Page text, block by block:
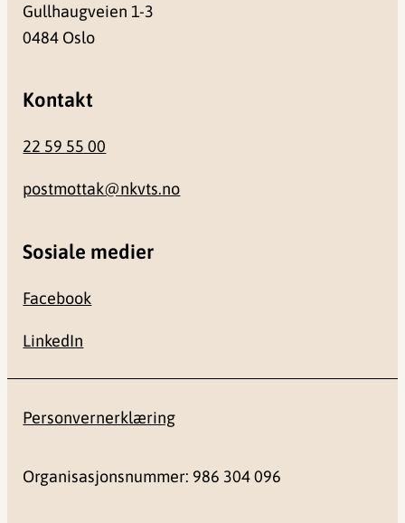
Gullhaugveien 1-3
0484 Oslo
Kontakt
22 59 55 00
postmottak@nkvts.no
Sosiale medier
Facebook
LinkedIn
Personvernerklæring
Organisasjonsnummer: 986 304 096